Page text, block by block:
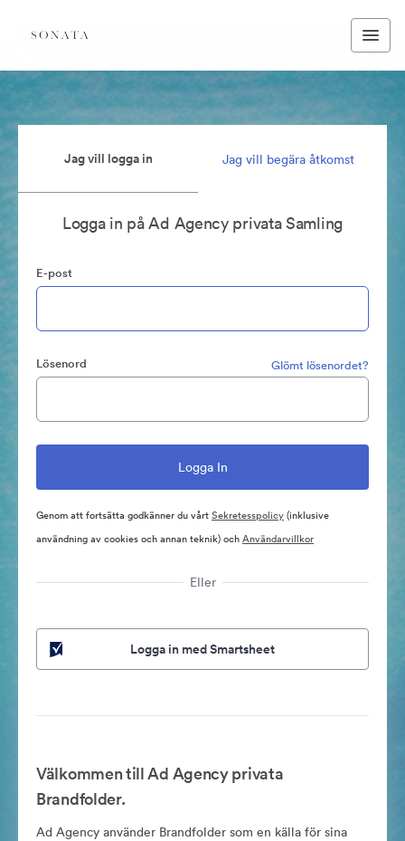
Jag vill logga in Jag vill begära åtkomst
Logga in på Ad Agency privata Samling
E-post
Lösenord Glömt lösenordet?
Genom att fortsätta godkänner du vårtSekretesspolicy(inklusive
användning av cookies och annan teknik) ochAnvändarvillkor
Eller
Logga in med Smartsheet
Välkommen till Ad Agency privata
Brandfolder.
Ad Agency använder Brandfolder som en källa för sina